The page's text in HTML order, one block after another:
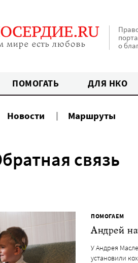
о
ПОМОГАТЬ ДЛЯ НКО
Новости Маршруты
связь
ПОМОГАЕМ
Андрей
У Андрея
установили